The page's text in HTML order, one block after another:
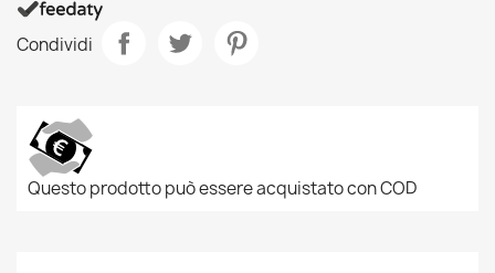
Condividi
Questo prodotto può essere acquistato con COD